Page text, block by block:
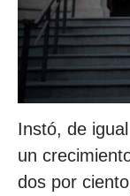
Instó, de
un
dos por